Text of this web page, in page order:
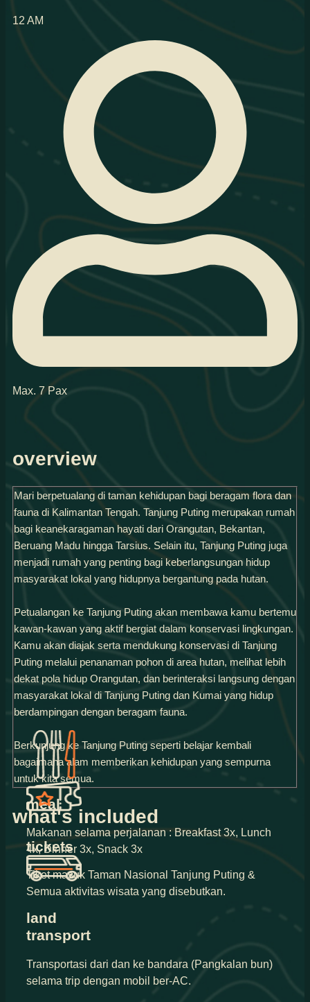
12 AM
Max. 7 Pax
overview
Mari berpetualang di taman kehidupan bagi beragam flora dan
fauna di Kalimantan Tengah. Tanjung Puting merupakan rumah
bagi keanekaragaman hayati dari Orangutan, Bekantan,
Beruang Madu hingga Tarsius. Selain itu, Tanjung Puting juga
menjadi rumah yang penting bagi keberlangsungan hidup
masyarakat lokal yang hidupnya bergantung pada hutan.
Petualangan ke Tanjung Puting akan membawa kamu bertemu
kawan-kawan yang aktif bergiat dalam konservasi lingkungan.
Kamu akan diajak serta mendukung konservasi di Tanjung
Puting melalui penanaman pohon di area hutan, melihat lebih
dekat pola hidup Orangutan, dan berinteraksi langsung dengan
masyarakat lokal di Tanjung Puting dan Kumai yang hidup
berdampingan dengan beragam fauna.
Berkunjung ke Tanjung Puting seperti belajar kembali
bagaimana alam memberikan kehidupan yang sempurna
untuk kita semua.
what's included
land
transport
Transportasi dari dan ke bandara (Pangkalan bun)
selama trip dengan mobil ber-AC.
meal
Makanan selama perjalanan : Breakfast 3x, Lunch
4x, Dinner 3x, Snack 3x
tickets
Tiket masuk Taman Nasional Tanjung Puting &
Semua aktivitas wisata yang disebutkan.